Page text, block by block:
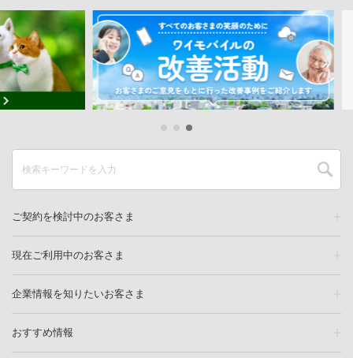
ご契約を検討中のお客さま
現在ご利用中のお客さま
企業情報を知りたいお客さま
おすすめ情報